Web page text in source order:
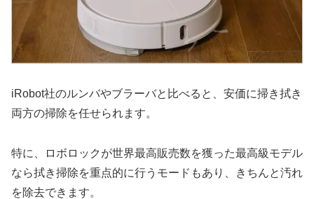
iRobot社のルンバやブラーバと比べると、安価に掃き拭き
両方の掃除を任せられます。
特に、ロボロックが世界最高販売数を獲った最高級モデル
なら拭き掃除を重点的に行うモードもあり、きちんと汚れ
を除去できます。